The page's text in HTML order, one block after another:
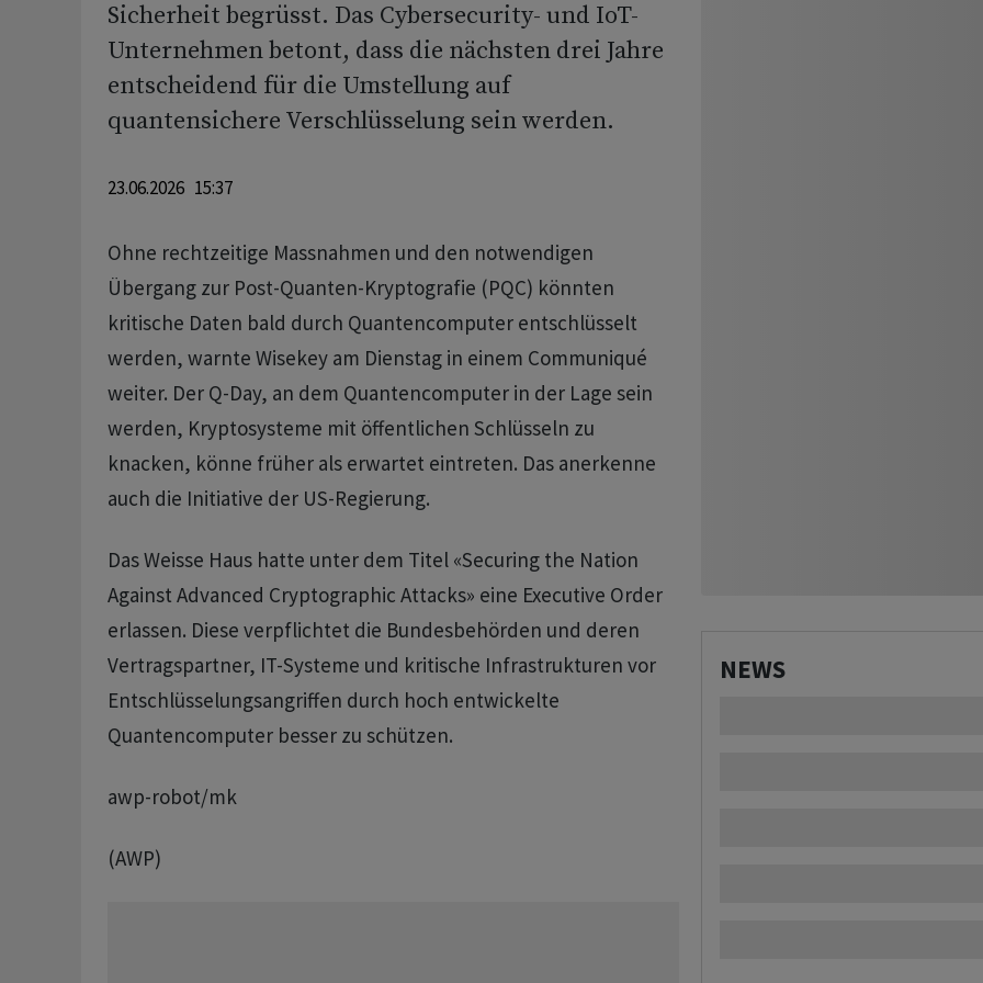
Sicherheit begrüsst. Das Cybersecurity- und IoT-
Unternehmen betont, dass die nächsten drei Jahre
entscheidend für die Umstellung auf
quantensichere Verschlüsselung sein werden.
23.06.2026 15:37
Ohne rechtzeitige Massnahmen und den notwendigen
Übergang zur Post-Quanten-Kryptografie (PQC) könnten
kritische Daten bald durch Quantencomputer entschlüsselt
werden, warnte Wisekey am Dienstag in einem Communiqué
weiter. Der Q-Day, an dem Quantencomputer in der Lage sein
werden, Kryptosysteme mit öffentlichen Schlüsseln zu
knacken, könne früher als erwartet eintreten. Das anerkenne
auch die Initiative der US-Regierung.
Das Weisse Haus hatte unter dem Titel «Securing the Nation
Against Advanced Cryptographic Attacks» eine Executive Order
erlassen. Diese verpflichtet die Bundesbehörden und deren
Vertragspartner, IT-Systeme und kritische Infrastrukturen vor
Entschlüsselungsangriffen durch hoch entwickelte
Quantencomputer besser zu schützen.
awp-robot/mk
(AWP)
NEWS